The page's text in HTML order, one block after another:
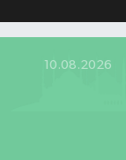
10.08.2026